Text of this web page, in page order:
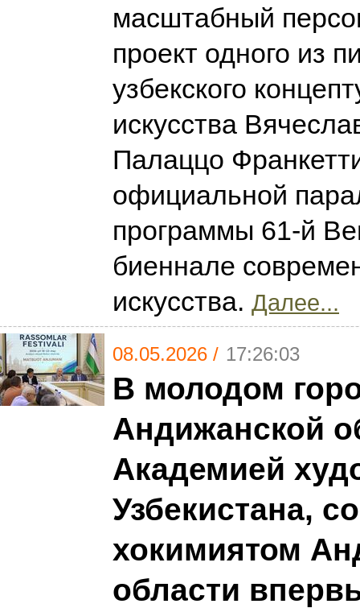
масштабный
проект одного из
узбекского
искусства
Палаццо
официальной
программы 61-й
биеннале
искусства. Далее...
08.05.2026 / 17:26:03
В молодом
Андижанской
Академией
Узбекистана,
хокимиятом
области